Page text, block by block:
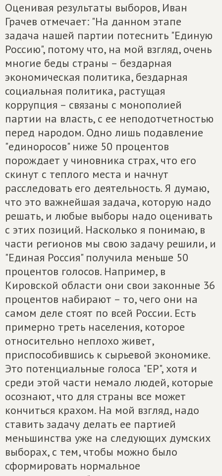
Оценивая результаты выборов, Иван
Грачев отмечает: "На данном этапе
задача нашей партии потеснить "Единую
Россию", потому что, на мой взгляд, очень
многие беды страны – бездарная
экономическая политика, бездарная
социальная политика, растущая
коррупция – связаны с монополией
партии на власть, с ее неподотчетностью
перед народом. Одно лишь подавление
"единоросов" ниже 50 процентов
порождает у чиновника страх, что его
скинут с теплого места и начнут
расследовать его деятельность. Я думаю,
что это важнейшая задача, которую надо
решать, и любые выборы надо оценивать
с этих позиций. Насколько я понимаю, в
части регионов мы свою задачу решили, и
"Единая Россия" получила меньше 50
процентов голосов. Например, в
Кировской области они свои законные 36
процентов набирают – то, чего они на
самом деле стоят по всей России. Есть
примерно треть населения, которое
относительно неплохо живет,
приспособившись к сырьевой экономике.
Это потенциальные голоса "ЕР", хотя и
среди этой части немало людей, которые
осознают, что для страны все может
кончиться крахом. На мой взгляд, надо
ставить задачу делать ее партией
меньшинства уже на следующих думских
выборах, с тем, чтобы можно было
сформировать нормальное